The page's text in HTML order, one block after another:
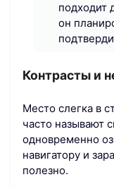
подходит
он
Контрасты и
Место слегка в
часто называют
одновременно
навигатору и
полезно.